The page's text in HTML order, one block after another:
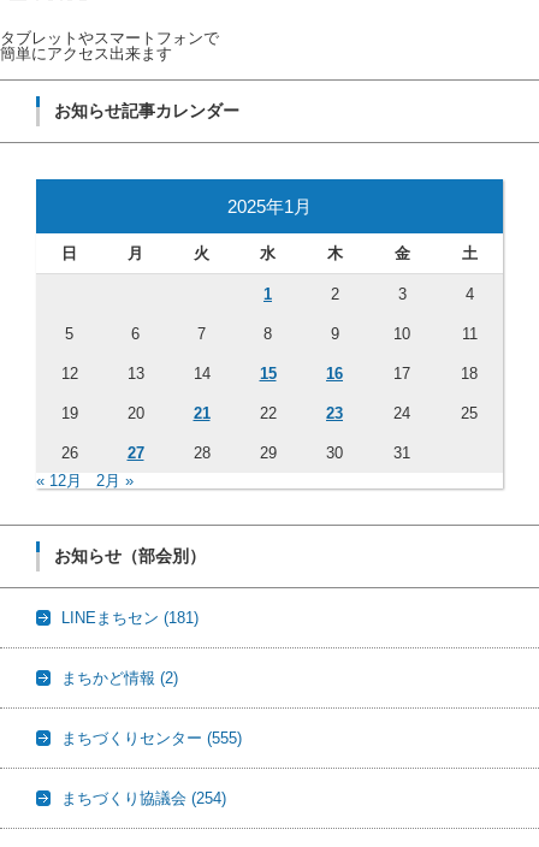
タブレットやスマートフォンで
簡単にアクセス出来ます
お知らせ記事カレンダー
2025年1月
日 月 火 水 木 金 土
1 2 3 4
5 6 7 8 9 10 11
12 13 14 15 16 17 18
19 20 21 22 23 24 25
26 27 28 29 30
31
« 12月
2月 »
お知らせ（部会別）
LINEまちセン (181)
まちかど情報 (2)
まちづくりセンター (555)
まちづくり協議会 (254)